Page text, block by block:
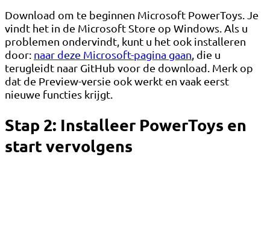
Download om te beginnen Microsoft PowerToys. Je
vindt het in de Microsoft Store op Windows. Als u
problemen ondervindt, kunt u het ook installeren
door: naar deze Microsoft-pagina gaan , die u
terugleidt naar GitHub voor de download. Merk op
dat de Preview-versie ook werkt en vaak eerst
nieuwe functies krijgt.
Stap 2: Installeer PowerToys en
start vervolgens